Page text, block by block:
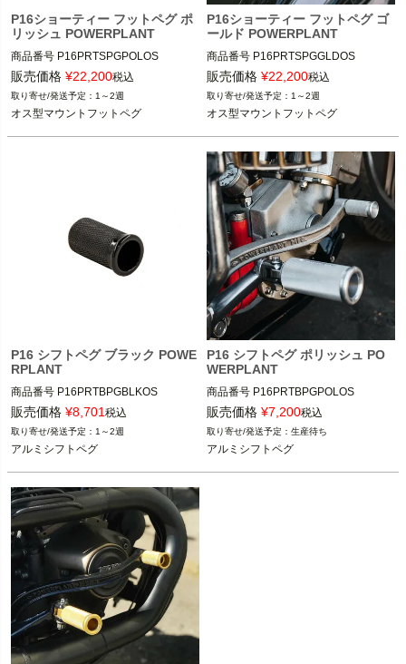
P16ショーティー フットペグ ポ
リッシュ POWERPLANT
商品番号 P16PRTSPGPOLOS
9NE：027114
※XL1200X、XL1200CB、XL1200V
には、ステップ・コンバージョンキ
ープラントモーターサイクル）
販売価格 ¥22,200税込
1～2週
オス型マウントフットペグ
P16ショーティー フットペグ ゴ
ールド POWERPLANT
商品番号 P16PRTSPGGLDOS
9NE：027113
※XL1200X、XL1200CB、XL1200V
には、ステップ・コンバージョンキ
ット （1622-0474、1622-0475等）
が必要
POWERPLANT MOTORCYCLE（パワ
ープラントモーターサイクル）
販売価格 ¥22,200税込
1～2週
オス型マウントフットペグ
P16 シフトペグ ブラック POWE
RPLANT
商品番号 P16PRTBPGBLKOS
9NE：027060
ダイナ
ソフテイル
ツーリング
POWERPLANT MOTORCYCLE（パワ
ープラントモーターサイクル）
販売価格 ¥8,701 税込
1～2週
アルミシフトペグ
P16 シフトペグ ポリッシュ PO
WERPLANT
商品番号 P16PRTBPGPOLOS
9NE：027063
ダイナ
ソフテイル
販売価格 ¥7,200税込
生産待ち
アルミシフトペグ